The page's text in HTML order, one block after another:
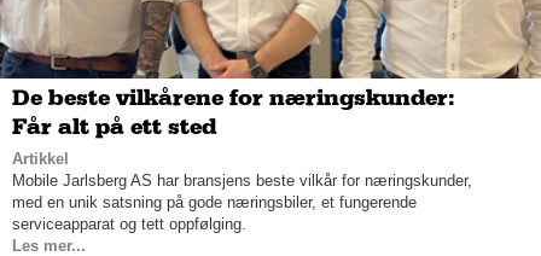
De beste vilkårene for næringskunder:
Får alt på ett sted
Artikkel
Mobile Jarlsberg AS har bransjens beste vilkår for næringskunder,
med en unik satsning på gode næringsbiler, et fungerende
serviceapparat og tett oppfølging.
Les mer...